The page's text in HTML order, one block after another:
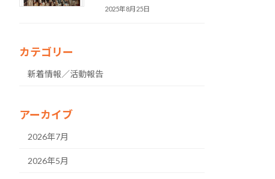
2025年8月25日
カテゴリー
新着情報／活動報告
アーカイブ
2026年7月
2026年5月